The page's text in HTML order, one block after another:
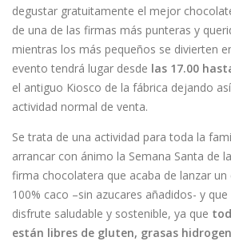
degustar gratuitamente el mejor
de una de las firmas más punteras y
mientras los más pequeños se divierten
evento tendrá lugar desde las 17.00
el antiguo Kiosco de la fábrica dejando
actividad normal de venta.
Se trata de una actividad para toda la
arrancar con ánimo la Semana Santa de
firma chocolatera que acaba de lanzar
100% caco –sin azucares añadidos- y
disfrute saludable y sostenible, ya que
están libres de gluten, grasas